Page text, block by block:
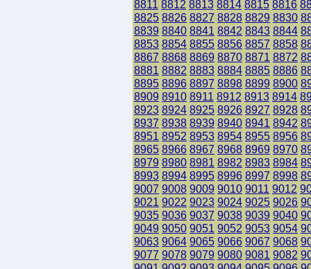
8811 8812 8813 8814 8815 8816
8825 8826 8827 8828 8829 8830
8839 8840 8841 8842 8843 8844
8853 8854 8855 8856 8857 8858
8867 8868 8869 8870 8871 8872
8881 8882 8883 8884 8885 8886
8895 8896 8897 8898 8899 8900
8909 8910 8911 8912 8913 8914
8923 8924 8925 8926 8927 8928
8937 8938 8939 8940 8941 8942
8951 8952 8953 8954 8955 8956
8965 8966 8967 8968 8969 8970
8979 8980 8981 8982 8983 8984
8993 8994 8995 8996 8997 8998
9007 9008 9009 9010 9011 9012
9021 9022 9023 9024 9025 9026
9035 9036 9037 9038 9039 9040
9049 9050 9051 9052 9053 9054
9063 9064 9065 9066 9067 9068
9077 9078 9079 9080 9081 9082